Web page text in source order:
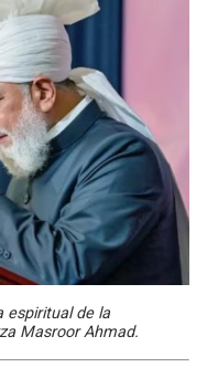
espiritual de la
Masroor Ahmad.